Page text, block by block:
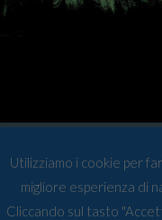
Utilizziamo i cookie per
migliore esperienza di
Cliccando sul tasto